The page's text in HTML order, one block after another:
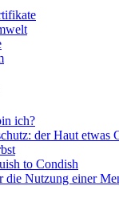
ich?
der Haut etwas
to Condish
die Nutzung einer